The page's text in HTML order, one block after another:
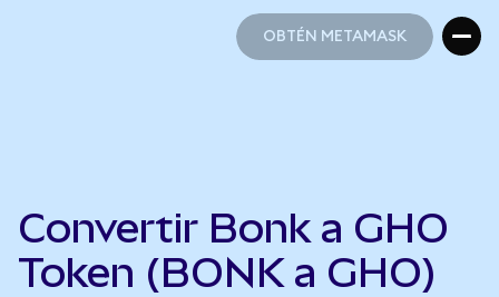
OBTÉN METAMASK
Convertir Bonk a GHO
Token (BONK a GHO)